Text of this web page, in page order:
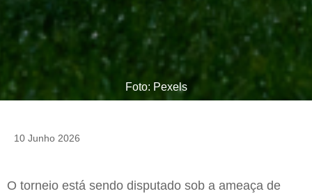
Foto: Pexels
10 Junho 2026
O torneio está sendo disputado sob a ameaça de